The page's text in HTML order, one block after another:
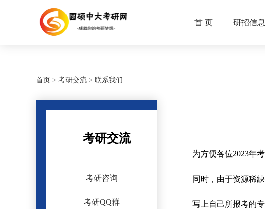
首 页 研招信息
首页 > 考研交流 > 联系我们
考研交流
考研咨询
考研QQ群
为方便各位2023年
同时，由于资源稀
写上自己所报考的